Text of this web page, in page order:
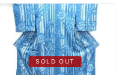
SOLD OUT